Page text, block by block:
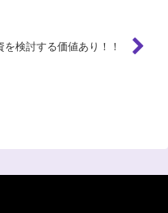
検討する価値あり！！